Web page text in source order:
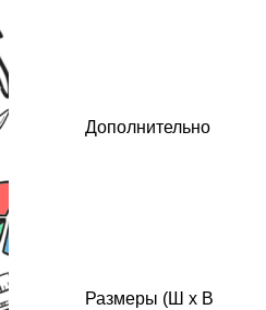
Дополнительно
Размеры (Ш х В